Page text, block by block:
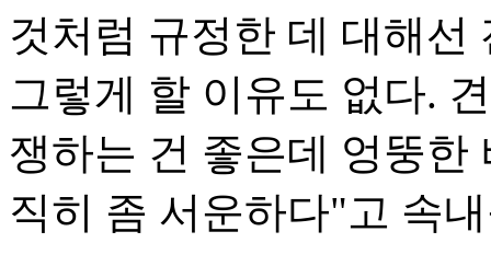
것처럼 규정한 데 대해
그렇게 할 이유도 없다.
쟁하는 건 좋은데 엉뚱한
직히 좀 서운하다"고 속